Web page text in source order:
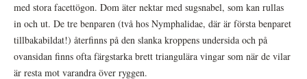
med stora facettögon. Dom äter nektar med sugsnabel, som kan rullas
in och ut. De tre benparen (två hos Nymphalidae, där är första benparet
tillbakabildat!) återfinns på den slanka kroppens undersida och på
ovansidan finns ofta färgstarka brett triangulära vingar som när de vilar
är resta mot varandra över ryggen.